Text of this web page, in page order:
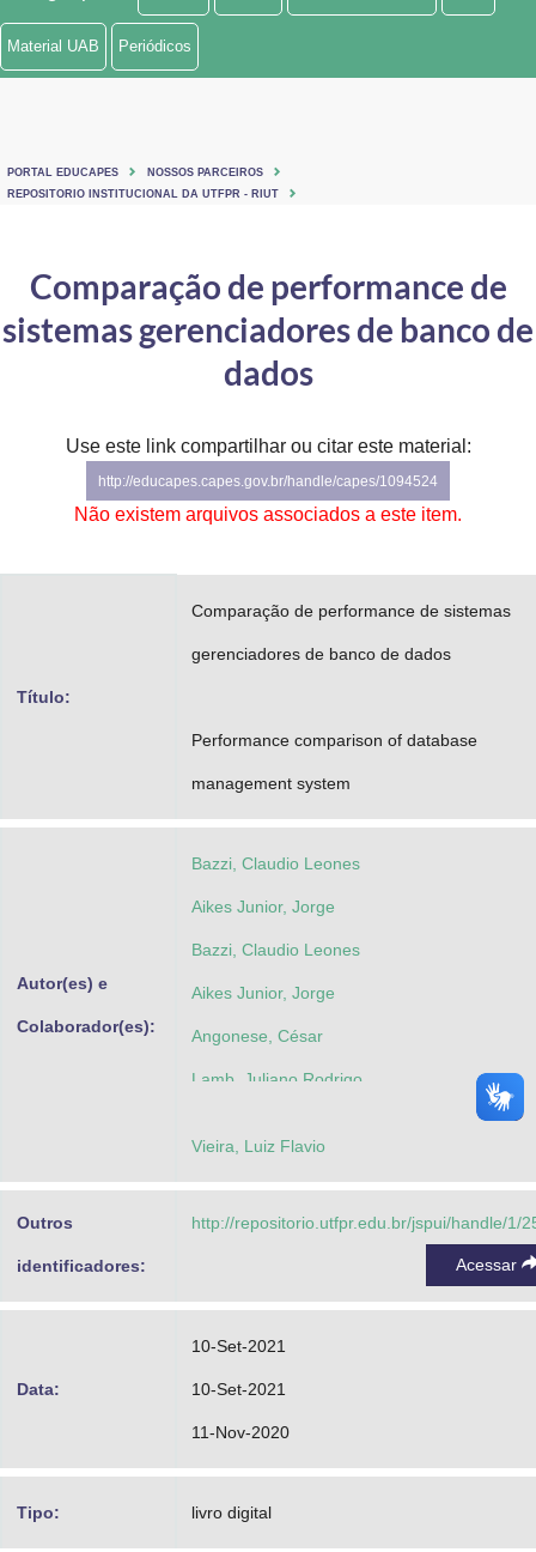
Ministério de Minas e Energia
Ministério do Turismo
Controladoria-Geral da União
Ministério da Mulher, da Família e dos Direitos Humanos
Secretaria de Governo
Gabinete de Segurança Institucional
Material UAB Periódicos
PORTAL EDUCAPES
NOSSOS PARCEIROS
REPOSITORIO INSTITUCIONAL DA UTFPR - RIUT
Comparação de performance de
sistemas gerenciadores de banco de
dados
Use este link compartilhar ou citar este material:
http://educapes.capes.gov.br/handle/capes/1094524
Não existem arquivos associados a este item.
Título:
Comparação de performance de sistemas
gerenciadores de banco de dados
Performance comparison of database
management system
Autor(es) e
Colaborador(es):
Bazzi, Claudio Leones
Aikes Junior, Jorge
Bazzi, Claudio Leones
Aikes Junior, Jorge
Angonese, César
Lamb, Juliano Rodrigo
Vieira, Luiz Flavio
Outros
identificadores:
http://repositorio.utfpr.edu.br/jspui/handle/1/
Acessar
Data:
10-Set-2021
10-Set-2021
11-Nov-2020
Tipo: livro digital